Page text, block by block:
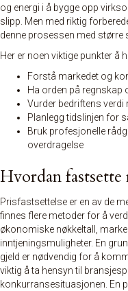
og energi i å bygge opp
slipp. Men med riktig
denne prosessen med større
Her er noen viktige punkter å
Forstå markedet og
Ha orden på regnskap
Vurder bedriftens verdi
Planlegg tidslinjen for
Bruk profesjonelle
overdragelse
Hvordan
Prisfastsettelse er en av de
finnes flere metoder for å
økonomiske nøkkeltall,
inntjeningsmuligheter. En
gjeld er nødvendig for å
viktig å ta hensyn til
konkurransesituasjonen. En